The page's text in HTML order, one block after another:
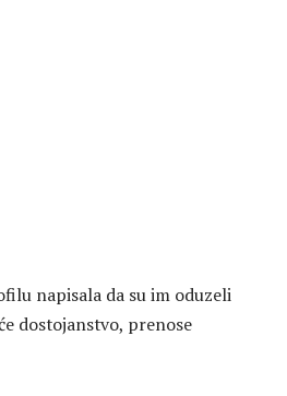
napisala da su im oduzeli
dostojanstvo, prenose